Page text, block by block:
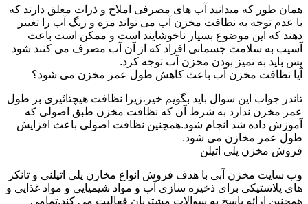
همان طور که میدانید آب های مصرفی املاح و ذرات معلق دارند که
با عدم توجه به نظافت مخزن آب می تواند مزه و رنگ آب را تغییر
دهند که این موضوع بسیار ناخوشایند است و ممکن است باعث
آسیب به سلامت جسمانی افراد که از آن آب مصرف می کنند شود
پس باید به تمیز بودن مخزن آب توجه کرد.
آیا نظافت مخزن آب باعث کاهش طول عمر مخزن می شود؟
تاندر جواب این سوال باید بگویم خیر،زیرا نظافت هیچتاثیری بر طول
عمر مخزن ندارد به شرط آن که نظافت مخزن طبق اصولی که
آموزش داده شد انجام شود.همچنین نظافت اصولی باعث افزایش
طول عمر مخازن می شود.
فروش مخزن پلی اتیلن
وب سایت مخزن آبی با هدف فروش انواع مخازن پلی اتیلنی و تانکر
های پلاستیکی برای ذخیره سازی آب و مواد شیمیایی و مواد غذایی و
همچنین ارائه پاسخ به سوالات مشتریان فعالیت می کند.تمامی